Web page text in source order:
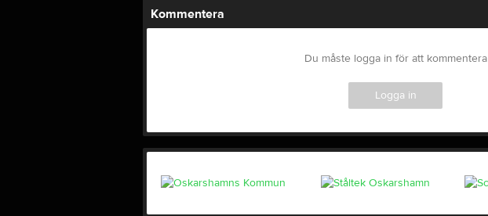
Kommentera
Du måste logga in för att kommentera
Logga in